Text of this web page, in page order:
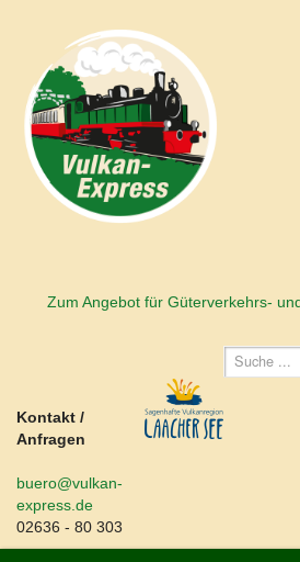
Zum Angebot für Güterverkehrs-
Kontakt /
Anfragen
buero@vulkan-
express.de
02636 - 80 303